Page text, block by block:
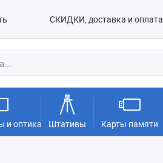
СКИДКИ, доставка и оплата
и оптика Штативы Карты памяти